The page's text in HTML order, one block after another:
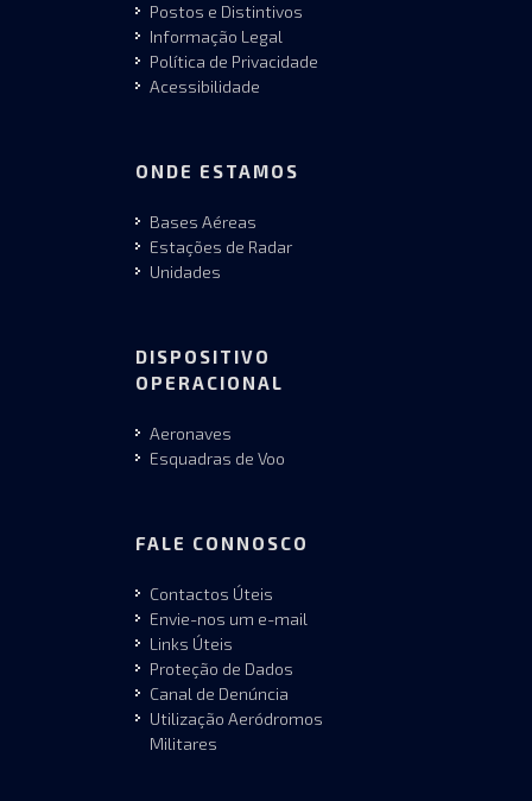
Postos e Distintivos
Informação Legal
Política de Privacidade
Acessibilidade
ONDE ESTAMOS
Bases Aéreas
Estações de Radar
Unidades
DISPOSITIVO
OPERACIONAL
Aeronaves
Esquadras de Voo
FALE CONNOSCO
Contactos Úteis
Envie-nos um e-mail
Links Úteis
Proteção de Dados
Canal de Denúncia
Utilização Aeródromos
Militares